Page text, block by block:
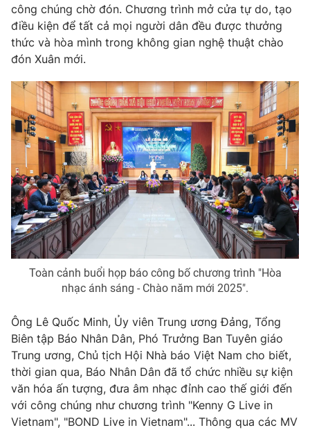
Thị trường
Tư vấn
Lịch phát sóng
Chuyên mục khác
Emagazine Podcast
Photo Infographic
Video Shorts video
VTV Money VTV Thể thao
VTV Sức khoẻ Bất động sản
Thị trường 24h Tấm lòng Việt
VTV4 Vươn mình bằng AI
VTV9 VTV8
Liên hệ tòa soạn English
công chúng chờ đón. Chương trình mở cửa tự do, tạo
điều kiện để tất cả mọi người dân đều được thưởng
thức và hòa mình trong không gian nghệ thuật chào
đón Xuân mới.
Toàn cảnh buổi họp báo công bố chương trình "Hòa
nhạc ánh sáng - Chào năm mới 2025".
Ông Lê Quốc Minh, Ủy viên Trung ương Đảng, Tổng
Biên tập Báo Nhân Dân, Phó Trưởng Ban Tuyên giáo
Trung ương, Chủ tịch Hội Nhà báo Việt Nam cho biết,
thời gian qua, Báo Nhân Dân đã tổ chức nhiều sự kiện
văn hóa ấn tượng, đưa âm nhạc đỉnh cao thế giới đến
với công chúng như chương trình "Kenny G Live in
Vietnam", "BOND Live in Vietnam"... Thông qua các MV